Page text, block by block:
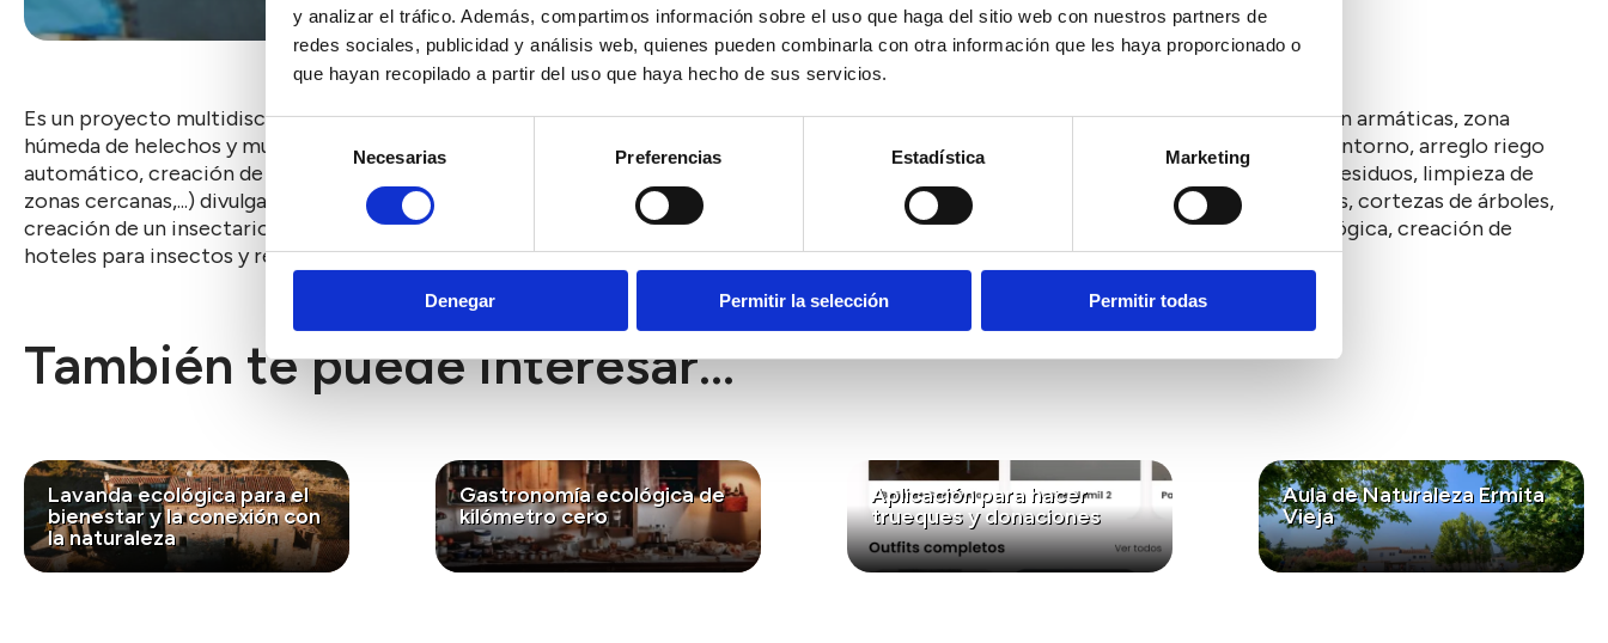
y analizar el tráfico. Además, compartimos información sobre el uso que haga del sitio web con nuestros partners de
redes sociales, publicidad y análisis web, quienes pueden combinarla con otra información que les haya proporcionado o
que hayan recopilado a partir del uso que haya hecho de sus servicios.
de
consentimiento
Necesarias Preferencias Estadística Marketing
Denegar Permitir la selección Permitir todas
Es un proyecto multidisciplinar, donde está previsto realizar diferentes actuaciones: creación de zonas verdes dentro del IES (plantación armáticas, zona
húmeda de helechos y musgos, realización de una charca como ecosistema acuático y de anfibios,...), cuidado del entorno (limpieza del entorno, arreglo riego
automático, creación de papeleras con material reciclado, …) trabajo de conciencia ecológica desde las tutorías del IES (separación de residuos, limpieza de
zonas cercanas,...) divulgación científica (carteles de plantas con nombre científico binominal, exposiciones puntuales de hongos y setas, cortezas de árboles,
creación de un insectario, y osarios, creación de moldes de huellas de animales de la zona…) puesta en marcha de una estación meteorológica, creación de
hoteles para insectos y refugios para murciélagos y pájaros, puesta en marcha de un acuario, huerto urbano y exposiciones diversas.
También te puede interesar...
Lavanda ecológica para el
bienestar y la conexión con
la naturaleza
Gastronomía ecológica de
kilómetro cero
Aplicación para hacer
trueques y donaciones
Aula de Naturaleza Ermita
Vieja